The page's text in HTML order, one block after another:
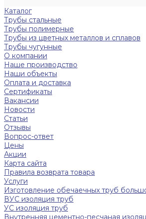
Каталог
Трубы стальные
Трубы полимерные
Трубы из цветных металлов и сплавов
Трубы чугунные
О компании
Наше производство
Наши объекты
Оплата и доставка
Сертификаты
Вакансии
Новости
Статьи
Отзывы
Вопрос-ответ
Цены
Акции
Карта сайта
Правила возврата товара
Услуги
Изготовление обечаечных труб
ВУС изоляция труб
УС изоляция труб
Внутренняя цементно-песчаная